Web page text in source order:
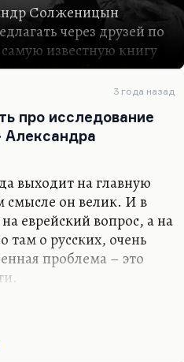
Солженицын
через друзей по
известную книгу
Сначала она
совету Твардовского
думаю, что есть смысл
этом тексте. Он
теперь, до сих
известен.
Спросите себя, о
который в
самого
журнала
литературного
огромную славу. По
3 года назад
про исследование
Александра
выходит на главную
смысле он велик. И в
еврейский вопрос, а на
там о русских, очень
проблема – это